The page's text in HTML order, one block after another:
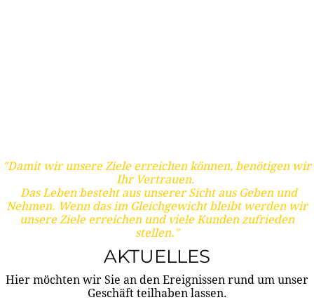
"Damit wir unsere Ziele erreichen können, benötigen wir
Ihr Vertrauen.
Das Leben besteht aus unserer Sicht aus Geben und
Nehmen. Wenn das im Gleichgewicht bleibt werden wir
unsere Ziele erreichen und viele Kunden zufrieden
stellen."
AKTUELLES
Hier möchten wir Sie an den Ereignissen rund um unser
Geschäft teilhaben lassen.